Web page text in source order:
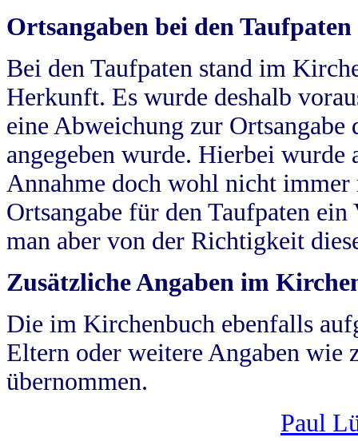
Ortsangaben bei den Taufpaten
Bei den Taufpaten stand im
Herkunft. Es wurde deshalb
eine Abweichung zur
angegeben wurde. Hierbei wurde
Annahme doch wohl nicht
Ortsangabe für den Taufpaten
man aber von der Richtigkeit
Zusätzliche Angaben im
Die im Kirchenbuch ebenfalls
Eltern oder weitere Angaben wie
übernommen.
Paul